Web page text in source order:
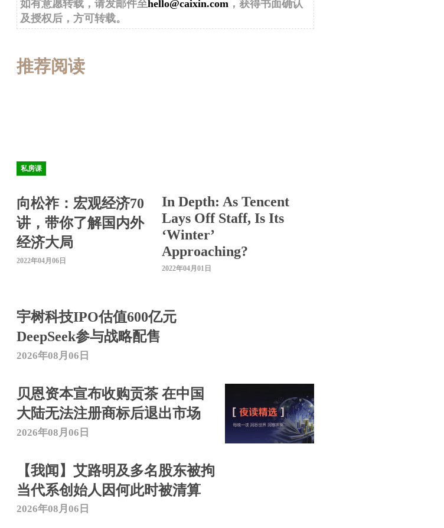
如有意愿转载，请发邮件至hello@caixin.com ，获得书面确认
及授权后，方可转载。
推荐阅读
私房课
向松祚：宏观经济70
讲，带你了解国内外
经济大局
2022年04月06日
In Depth: As Tencent
Lays Off Staff, Is Its
‘Winter’
Approaching?
2022年04月01日
宇树科技IPO估值600亿元
DeepSeek参与战略配售
2026年08月06日
贝恩资本宣布收购贡茶 在中国
大陆无法注册商标后退出市场
2026年08月06日
【我闻】艾路明及多名股东被拘
当代系创始人因何此时被清算
2026年08月06日